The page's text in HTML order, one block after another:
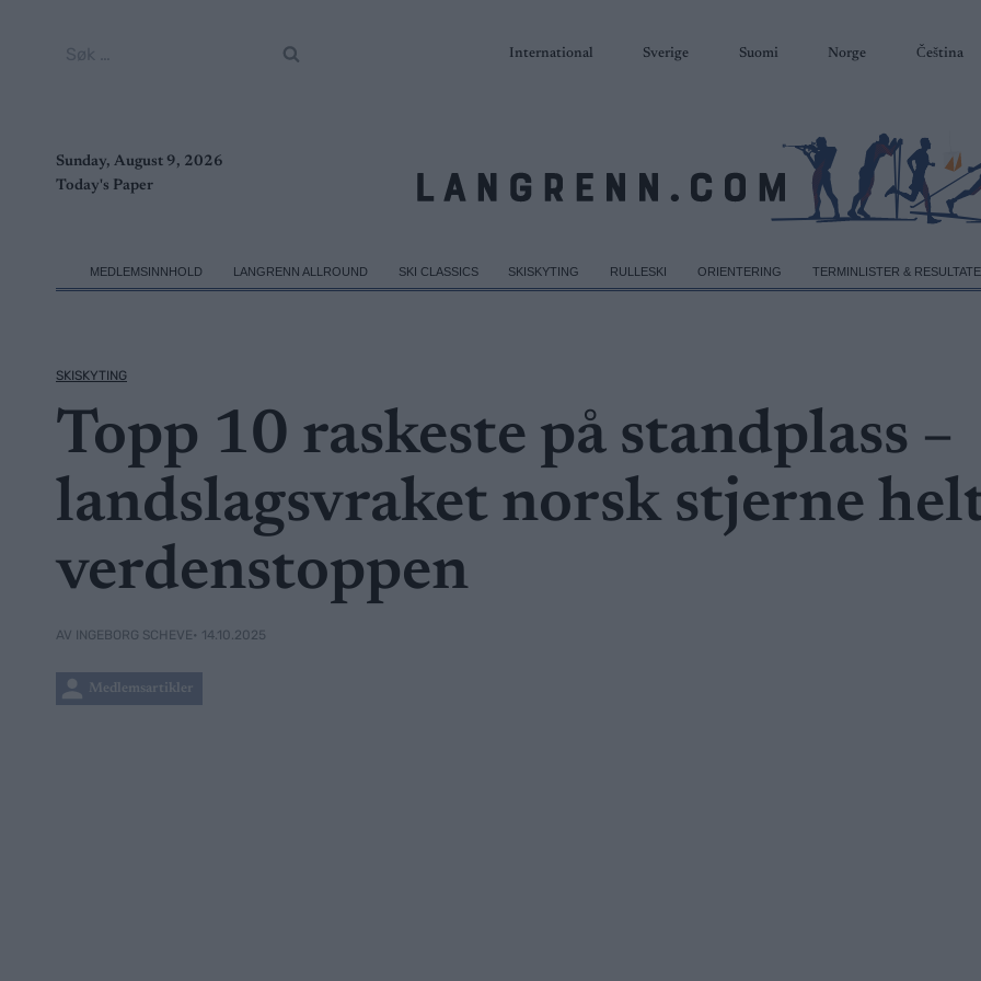
International Sverige Suomi Norge Čeština
Sunday, August 9, 2026
Today's Paper
MEDLEMSINNHOLD LANGRENN ALLROUND SKI CLASSICS SKISKYTING RULLESKI ORIENTERING TERMINLISTER &
SKISKYTING
Topp 10 raskeste på standplass –
landslagsvraket norsk stjerne
verdenstoppen
AV INGEBORG SCHEVE• 14.10.2025
Medlemsartikler